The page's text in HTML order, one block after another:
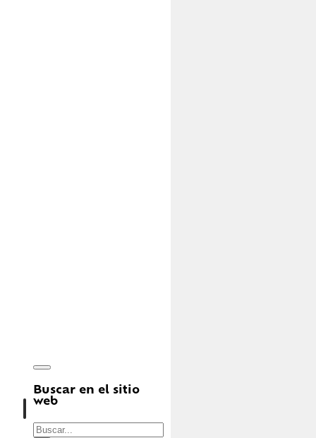
Buscar en el sitio
web
Buscar